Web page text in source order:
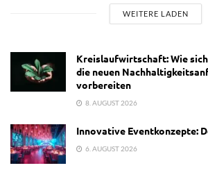
WEITERE LADEN
Kreislaufwirtschaft: Wie
die neuen
vorbereiten
8. AUGUST 2026
Innovative Eventkonzepte:
6. AUGUST 2026